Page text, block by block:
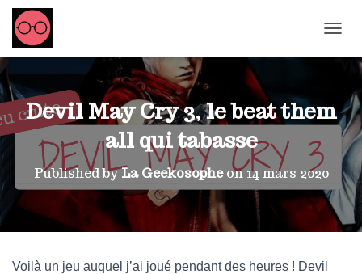
Devil May Cry 3, le beat them
all qui tabasse
Published byLa Geekosopheon14 mars 2020
Voilà un jeu auquel j’ai joué pendant des heures ! Devil